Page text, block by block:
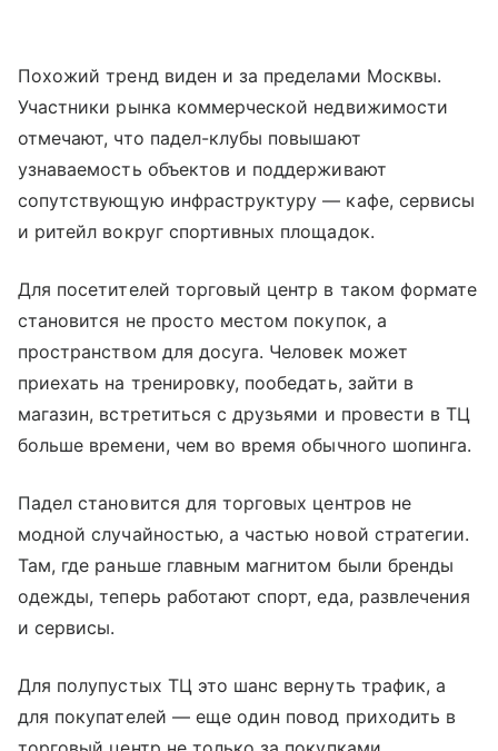
Похожий тренд виден и за пределами Москвы.
Участники рынка коммерческой недвижимости
отмечают, что падел-клубы повышают
узнаваемость объектов и поддерживают
сопутствующую инфраструктуру — кафе, сервисы
и ритейл вокруг спортивных площадок.
Для посетителей торговый центр в таком формате
становится не просто местом покупок, а
пространством для досуга. Человек может
приехать на тренировку, пообедать, зайти в
магазин, встретиться с друзьями и провести в ТЦ
больше времени, чем во время обычного шопинга.
Падел становится для торговых центров не
модной случайностью, а частью новой стратегии.
Там, где раньше главным магнитом были бренды
одежды, теперь работают спорт, еда, развлечения
и сервисы.
Для полупустых ТЦ это шанс вернуть трафик, а
для покупателей — еще один повод приходить в